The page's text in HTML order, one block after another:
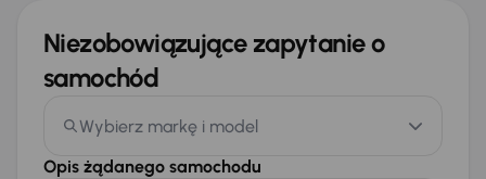
Niezobowiązujące zapytanie o
samochód
Wybierz markę i model
Opis żądanego samochodu